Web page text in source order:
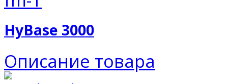
HyBase 3000
Описание товара